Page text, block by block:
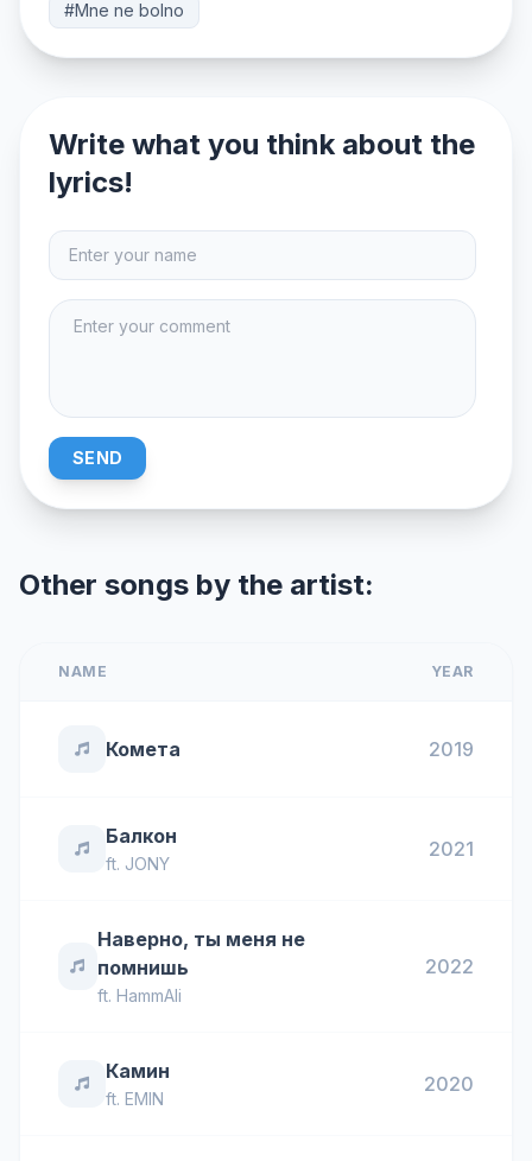
#Mne ne bolno
Write what you think about the
lyrics!
SEND
Other songs by the artist:
NAME YEAR
Комета 2019
Балкон
ft. JONY
2021
Наверно, ты меня не
помнишь
ft. HammAli
2022
Камин
ft. EMIN
2020